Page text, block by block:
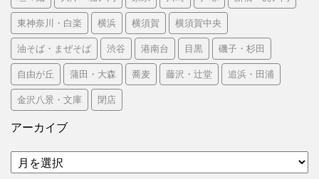
東神奈川・白楽 横浜 横須賀 横須賀中央
油そば・まぜそば 渋谷 港南台 目黒 磯子・杉田
自由が丘 蒲田・大森 蕎麦 藤沢・辻堂 追浜・田浦
金沢八景・文庫 閉店
アーカイブ
ア
ー